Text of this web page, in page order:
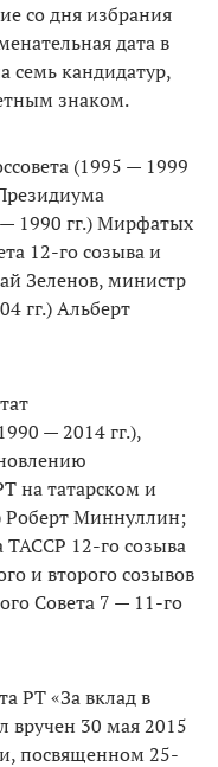
со дня избрания
дата в
семь кандидатур,
знаком.
(1995 — 1999
1990 гг.) Мирфатых
12-го созыва и
Зеленов, министр
гг.) Альберт
— 2014 гг.),
на татарском и
Роберт Миннуллин;
ТАССР 12-го созыва
и второго созывов
Совета 7 — 11-го
РТ «За вклад в
вручен 30 мая 2015
посвященном 25-